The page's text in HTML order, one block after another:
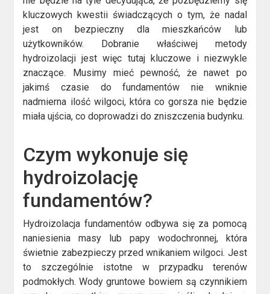
kluczowych kwestii świadczących o tym, że nadal
jest on bezpieczny dla mieszkańców lub
użytkowników. Dobranie właściwej metody
hydroizolacji jest więc tutaj kluczowe i niezwykle
znaczące. Musimy mieć pewność, że nawet po
jakimś czasie do fundamentów nie wniknie
nadmierna ilość wilgoci, która co gorsza nie będzie
miała ujścia, co doprowadzi do zniszczenia budynku.
Czym wykonuje się
hydroizolację
fundamentów?
Hydroizolacja fundamentów odbywa się za pomocą
naniesienia masy lub papy wodochronnej, która
świetnie zabezpieczy przed wnikaniem wilgoci. Jest
to szczególnie istotne w przypadku terenów
podmokłych. Wody gruntowe bowiem są czynnikiem